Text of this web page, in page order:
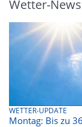
Wetter-News
WETTER-UPDATE
Montag: Bis zu